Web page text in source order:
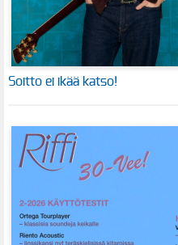
Soitto ei ikää katso!